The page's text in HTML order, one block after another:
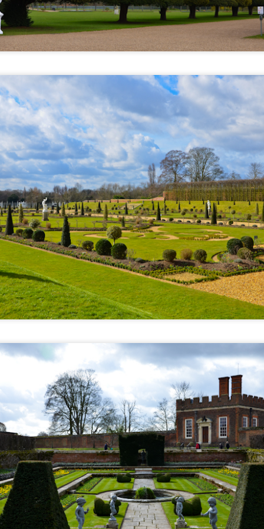
mais distantes, fora do centro.
Sopot, o balneário polonês no Mar Báltico
para conhecer Sopot, balneário no Mar Báltico onze quilômetros
norte. Situada entre duas cidades grandes, a própria Gdansk e
Sopot forma com elas um conglomerado conhecido como
um dos mais badalados resorts costeiros na Polônia, Sopot tem
aura completamente diferente das demais cidades polonesas que
de certa forma parecendo menos eslava.
Torun, a terra natal de Copérnico
Torun (cuja grafia polonesa é Toruń, pronunciada tórunh) é uma
cidade localizada na Pomerânia, às margens do Vístula, o maior
na Polônia que também banha Varsóvia e Cracóvia. Com um centro
bem preservado e que sobreviveu à Segunda Guerra Mundial,
faz parte merecidamente do rol de Patrimônios da Humanidade
Unesco.
O imponente Castelo de Malbork
em termos de área, nada menos que 210.000 m². Patrimônio da
pela Unesco, é uma atração imperdível situada na cidade
leva seu nome, a meia hora de trem de Gdansk. É portanto ideal
um bate-volta de algumas horas para quem se hospeda em
Foi o que fizemos, mas ao contrário do dia anterior o tempo
colaborou e a chuva deu as caras.
surpresa que encontramos foi a estação ferroviária de
Rumo ao Museu da Segunda Guerra Mundial em
Gdansk
cidades possuem um museu que se destaca em relação ao
devido a seu acervo ou importância, tornando-se atração que
se pode deixar de conhecer. Este é o caso de Gdansk, que conta
o impressionante Museu da Segunda Guerra Mundial, onde são